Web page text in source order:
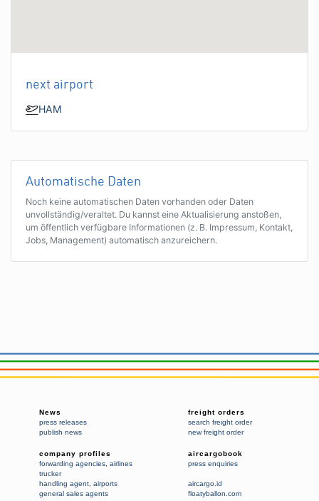
next airport
HAM
Automatische Daten
Noch keine automatischen Daten vorhanden oder Daten
unvollständig/veraltet. Du kannst eine Aktualisierung anstoßen,
um öffentlich verfügbare Informationen (z. B. Impressum, Kontakt,
Jobs, Management) automatisch anzureichern.
News
press releases
publish news
freight orders
search freight order
new freight order
company profiles
forwarding agencies airlines
trucker
handling agent airports
general sales agents
aircargobook
press enquiries
aircargo.id
floatyballon.com